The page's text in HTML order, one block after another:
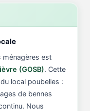
ménagères est
(GOSB). Cette
local poubelles :
de bennes
Nous